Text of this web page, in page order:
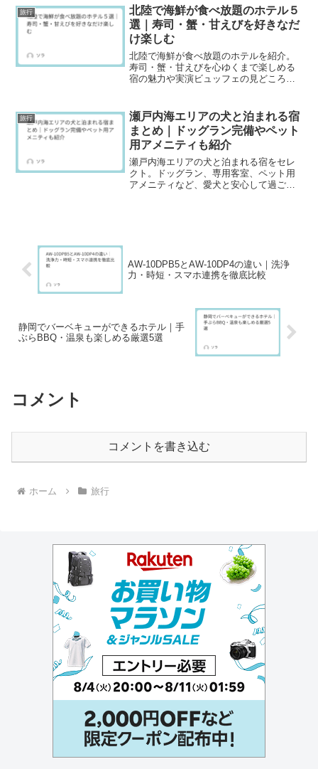
鍋など冬の味覚情報もたっぷりで、初め
ての和歌山旅行の計画にも役立つ内容に
なっています。
旅行
北陸で海鮮が食べ放題のホテル５
選｜寿司・蟹・甘えびを好きなだ
け楽しむ
北陸で海鮮が食べ放題のホテルを紹介。
寿司・蟹・甘えびを心ゆくまで楽しめる
宿の魅力や実演ビュッフェの見どころ、
旅行
瀬戸内海エリアの犬と泊まれる宿
まとめ｜ドッグラン完備やペット
用アメニティも紹介
瀬戸内海エリアの犬と泊まれる宿をセレ
クト。ドッグラン、専用客室、ペット用
アメニティなど、愛犬と安心して過ごせ
AW-10DPB5とAW-10DP4の違い｜洗浄
力・時短・スマホ連携を徹底比較
静岡でバーベキューができるホテル｜手
ぶらBBQ・温泉も楽しめる厳選5選
コメント
コメントを書き込む
ホーム 旅行